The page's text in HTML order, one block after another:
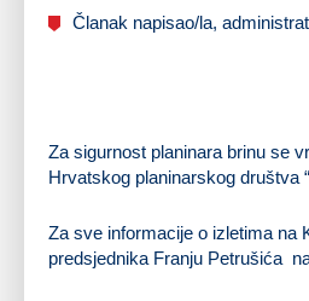
Članak napisao/la,
Za sigurnost planinara brinu se
Hrvatskog planinarskog društva
Za sve informacije o izletima na
predsjednika Franju Petrušića